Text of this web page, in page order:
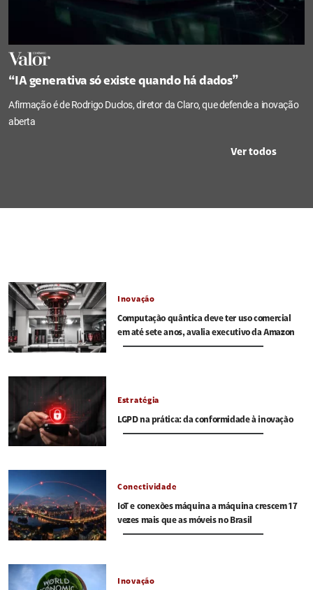
“IA generativa só existe quando há dados”
Afirmação é de Rodrigo Duclos, diretor da Claro, que defende a inovação
aberta
Ver todos
Inovação
Computação quântica deve ter uso comercial
em até sete anos, avalia executivo da Amazon
Estratégia
LGPD na prática: da conformidade à inovação
Conectividade
IoT e conexões máquina a máquina crescem 17
vezes mais que as móveis no Brasil
Inovação